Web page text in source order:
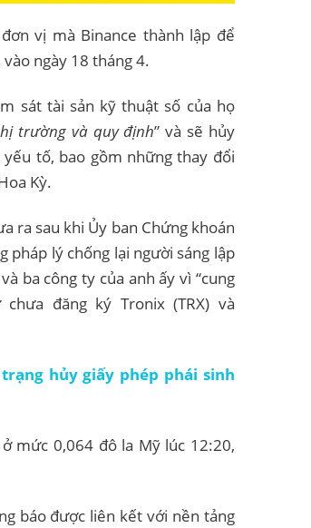
vị mà Binance thành lập để
ngày 18 tháng 4.
sát tài sản kỹ thuật số của họ
trường và quy định” và sẽ hủy
tố, bao gồm những thay đổi
Kỳ.
ra sau khi Ủy ban Chứng khoán
pháp lý chống lại người sáng lập
ba công ty của anh ấy vì “cung
đăng ký Tronix (TRX) và
hủy giấy phép phái sinh
mức 0,064 đô la Mỹ lúc 12:20,
báo được liên kết với nền tảng